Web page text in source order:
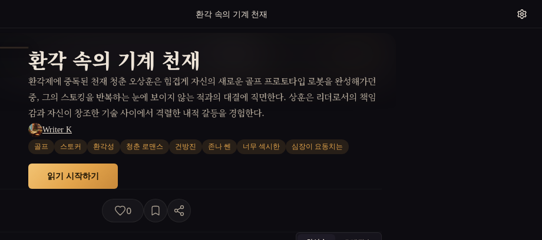
환각 속의 기계 천재
환각 속의 기계 천재
환각제에 중독된 천재 청춘 오상훈은 힘겹게 자신의 새로운 골프 프로토타입 로봇을 완성해가던
중, 그의 스토킹을 반복하는 눈에 보이지 않는 적과의 대결에 직면한다. 상훈은 리더로서의 책임
감과 자신이 창조한 기술 사이에서 격렬한 내적 갈등을 경험한다.
Writer K
골프 스토커 환각성 청춘 로맨스 건방진 존나 쎈 너무 섹시한 심장이 요동치는
읽기 시작하기
0